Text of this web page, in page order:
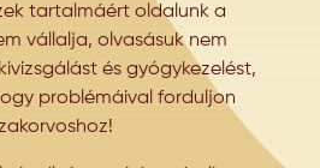
tartalmáért oldalunk a
vállalja, olvasásuk nem
és gyógykezelést,
problémáival forduljon